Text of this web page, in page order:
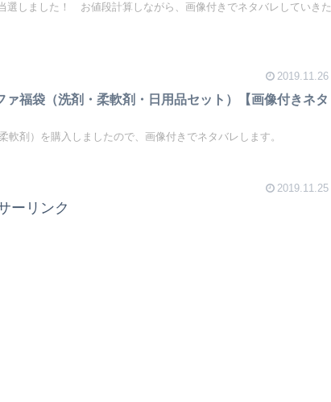
選しました！ お値段計算しながら、画像付きでネタバレしていきた
2019.11.26
ァ福袋（洗剤・柔軟剤・日用品セット）【画像付きネタ
剤）を購入しましたので、画像付きでネタバレします。
2019.11.25
ーリンク